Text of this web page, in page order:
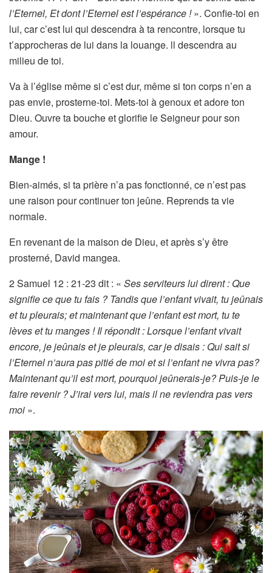
l’Eternel, Et dont l’Eternel est l’espérance !». Confie-toi en
lui, car c’est lui qui descendra à ta rencontre, lorsque tu
t’approcheras de lui dans la louange. ll descendra au
milieu de toi.
Va à l’église même si c’est dur, même si ton corps n’en a
pas envie, prosterne-toi. Mets-toi à genoux et adore ton
Dieu. Ouvre ta bouche et glorifie le Seigneur pour son
amour.
Mange !
Bien-aimés, si ta prière n’a pas fonctionné, ce n’est pas
une raison pour continuer ton jeûne. Reprends ta vie
normale.
En revenant de la maison de Dieu, et après s’y être
prosterné, David mangea.
2 Samuel 12 : 21-23 dit : « Ses serviteurs lui dirent : Que
signifie ce que tu fais ? Tandis que l’enfant vivait, tu jeûnais
et tu pleurais; et maintenant que l’enfant est mort, tu te
lèves et tu manges ! Il répondit : Lorsque l’enfant vivait
encore, je jeûnais et je pleurais, car je disais : Qui sait si
l’Eternel n’aura pas pitié de moi et si l’enfant ne vivra pas?
Maintenant qu’il est mort, pourquoi jeûnerais-je? Puis-je le
faire revenir ? J’irai vers lui, mais il ne reviendra pas vers
moi ».